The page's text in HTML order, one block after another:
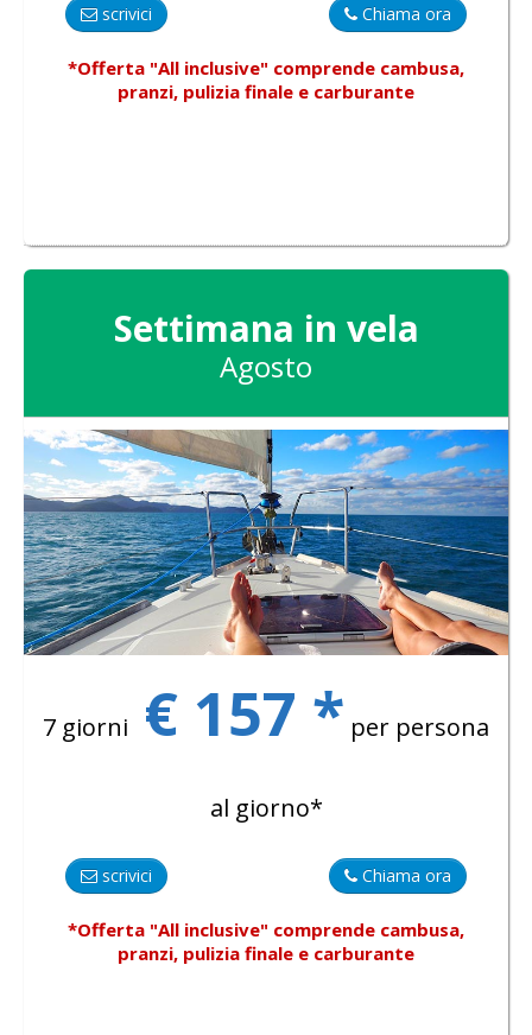
Chiama ora
scrivici
*Offerta "All inclusive" comprende cambusa,
pranzi, pulizia finale e carburante
Settimana in vela
Agosto
7 giorni € 157 * per persona
al giorno*
Chiama ora
scrivici
*Offerta "All inclusive" comprende cambusa,
pranzi, pulizia finale e carburante